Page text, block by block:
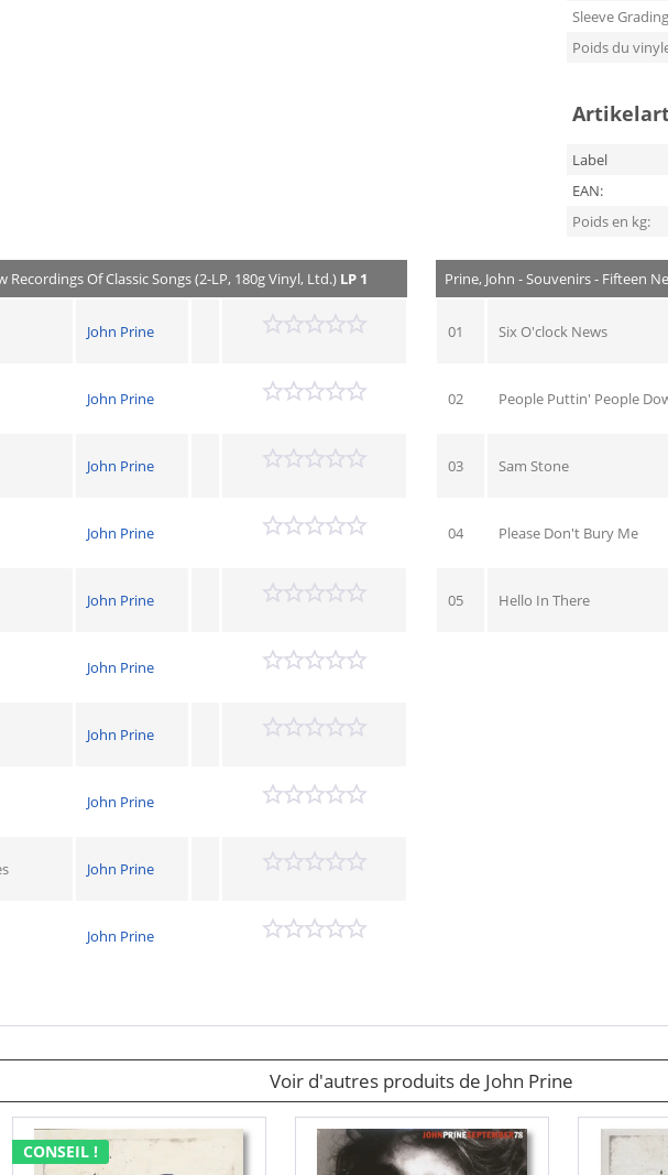
Sleeve Grading
Poids du
Label
EAN:
Poids en kg:
Recordings Of Classic Songs (2-LP, 180g Vinyl, Ltd.) LP 1
John Prine
John Prine
John Prine
John Prine
John Prine
John Prine
John Prine
John Prine
John Prine
John Prine
Prine, John - Souvenirs - Fifteen
01 Six O'clock News
02 People Puttin' People
03 Sam Stone
04 Please Don't Bury Me
05 Hello In There
Voir d'autres produits de John Prine
CONSEIL !